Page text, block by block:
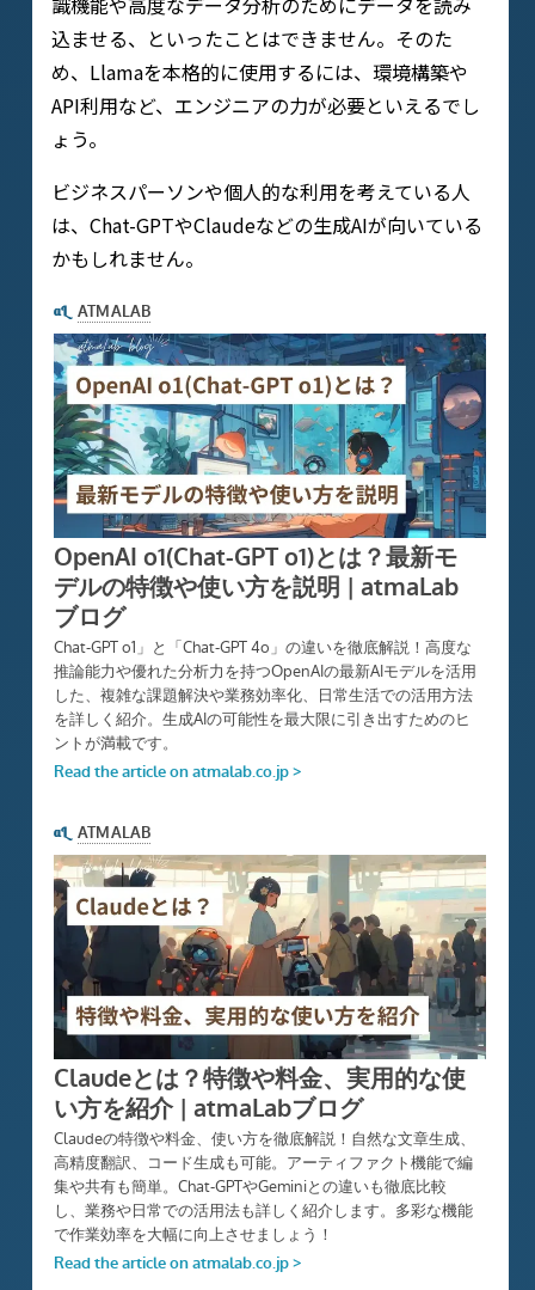
込ませる、といったことはできません。そのた
め、Llamaを本格的に使用するには、環境構築や
API利用など、エンジニアの力が必要といえるでし
ょう。
ビジネスパーソンや個人的な利用を考えている人
は、Chat-GPTやClaudeなどの生成AIが向いている
かもしれません。